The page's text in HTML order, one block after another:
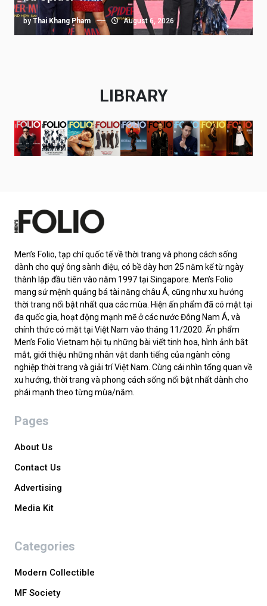
by Thai Khang Pham August 6, 2026
LIBRARY
Men’s Folio, tạp chí quốc tế về thời trang và phong cách sống
dành cho quý ông sành điệu, có bề dày hơn 25 năm kể từ ngày
thành lập đầu tiên vào năm 1997 tại Singapore. Men’s Folio
mang sứ mệnh quảng bá tài năng châu Á, cũng như xu hướng
thời trang nổi bật nhất qua các mùa. Hiện ấn phẩm đã có mặt tại
đa quốc gia, hoạt động mạnh mẽ ở các nước Đông Nam Á, và
chính thức có mặt tại Việt Nam vào tháng 11/2020. Ấn phẩm
Men’s Folio Vietnam hội tụ những bài viết tinh hoa, hình ảnh bắt
mắt, giới thiệu những nhân vật danh tiếng của ngành công
nghiệp thời trang và giải trí Việt Nam. Cùng cái nhìn tổng quan về
xu hướng, thời trang và phong cách sống nổi bật nhất dành cho
phái mạnh theo từng mùa/năm.
Pages
About Us
Contact Us
Advertising
Media Kit
Categories
Modern Collectible
MF Society